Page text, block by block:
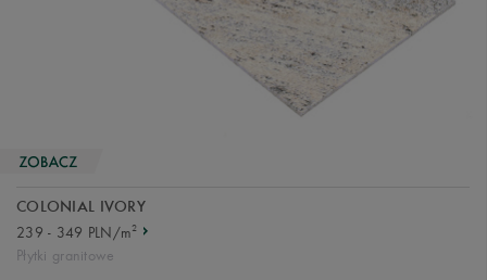
COLONIAL IVORY
239 - 349 PLN/m2
Płytki granitowe